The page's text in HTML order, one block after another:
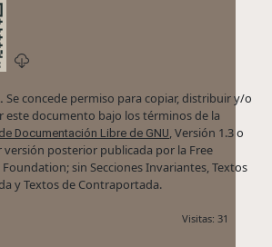
Se concede permiso para copiar, distribuir y/o
este documento bajo los términos de la
Documentación Libre de GNU, Versión 1.3 o
versión posterior publicada por la Free
sin Secciones Invariantes, Textos
y Textos de Contraportada.
Visitas: 31